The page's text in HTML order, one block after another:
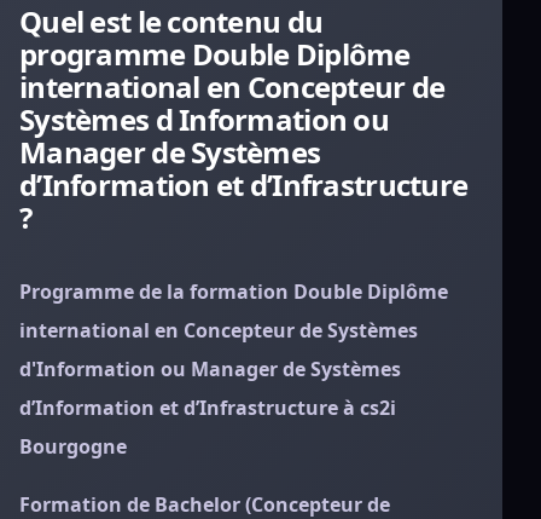
Quel est le contenu du
programme Double Diplôme
international en Concepteur de
Systèmes d Information ou
Manager de Systèmes
d’Information et d’Infrastructure
?
Programme de la formation Double Diplôme
international en Concepteur de Systèmes
d'Information ou Manager de Systèmes
d’Information et d’Infrastructure à cs2i
Bourgogne
Formation de Bachelor (Concepteur de